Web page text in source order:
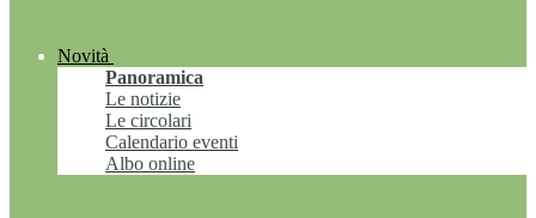
Novità
Panoramica
Le notizie
Le circolari
Calendario eventi
Albo online